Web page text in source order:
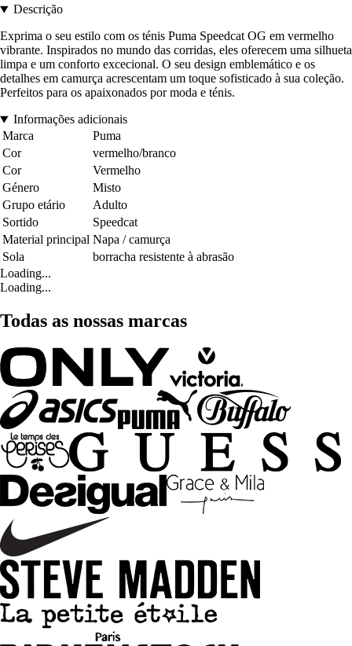
Descrição
Exprima o seu estilo com os ténis Puma Speedcat OG em vermelho
vibrante. Inspirados no mundo das corridas, eles oferecem uma silhueta
limpa e um conforto excecional. O seu design emblemático e os
detalhes em camurça acrescentam um toque sofisticado à sua coleção.
Perfeitos para os apaixonados por moda e ténis.
Informações adicionais
Marca
Puma
Cor
vermelho/branco
Cor
Vermelho
Género
Misto
Grupo etário
Adulto
Sortido
Speedcat
Material principal Napa / camurça
Sola
borracha resistente à abrasão
Loading...
Loading...
Todas as nossas marcas